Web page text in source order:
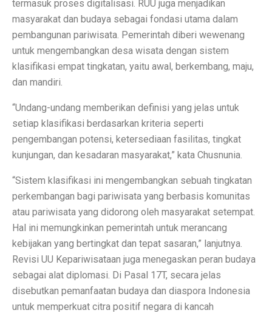
Perbandingan Vivo Y28, Y03t, dan X100: HP
Pesan Awal iPhone 17 Mulai Oktober–November 2025
Contoh Soal Matematika SMA Lengkap dengan
IMX 2025 Dimulai 10 Oktober 2025, Hadirkan Tokoh
Jangan Lupa Cek Pesanan Online, Ini 7 Sifat
Cuaca Bangka Belitung Memasuki Musim Hujan 2025,
HP Stylish dengan Fitur Lengkap? TECNO Spark 20
Pahami Perbedaan Kesehatan Baterai dan Cycle Count
termasuk proses digitalisasi. RUU juga menjadikan
masyarakat dan budaya sebagai fondasi utama dalam
pembangunan pariwisata. Pemerintah diberi wewenang
untuk mengembangkan desa wisata dengan sistem
klasifikasi empat tingkatan, yaitu awal, berkembang, maju,
dan mandiri.
“Undang-undang memberikan definisi yang jelas untuk
setiap klasifikasi berdasarkan kriteria seperti
pengembangan potensi, ketersediaan fasilitas, tingkat
kunjungan, dan kesadaran masyarakat,” kata Chusnunia.
“Sistem klasifikasi ini mengembangkan sebuah tingkatan
perkembangan bagi pariwisata yang berbasis komunitas
atau pariwisata yang didorong oleh masyarakat setempat.
Hal ini memungkinkan pemerintah untuk merancang
kebijakan yang bertingkat dan tepat sasaran,” lanjutnya.
Revisi UU Kepariwisataan juga menegaskan peran budaya
sebagai alat diplomasi. Di Pasal 17T, secara jelas
disebutkan pemanfaatan budaya dan diaspora Indonesia
untuk memperkuat citra positif negara di kancah